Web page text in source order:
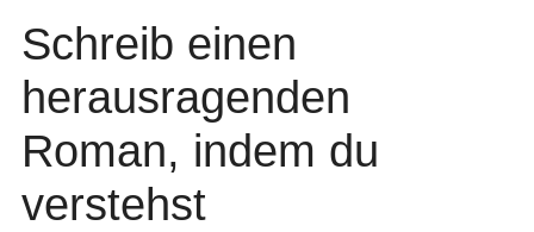
Schreib einen
herausragenden
Roman, indem du
verstehst